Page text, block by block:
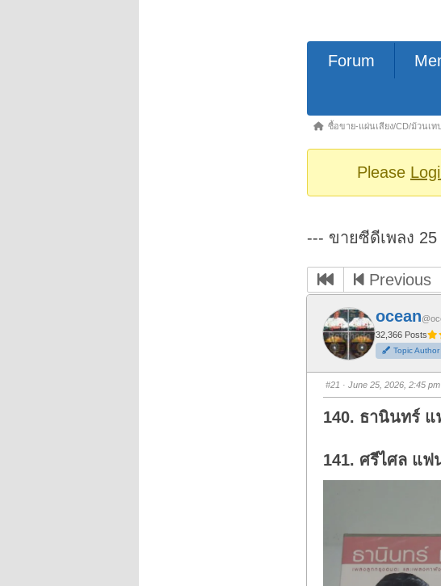
Forum
Forum
Forum
breadcrumbs
ซื้อขาย-แผ่นเสียง/CD/ม้วนเทป
Please
--- ขายซีดีเพลง
Previous
ocean
32,366 Posts
Topic Author
#21 · June 25, 2026, 2:45 pm
140. ธานินทร์ แ
141. ศรีไศล แฟ